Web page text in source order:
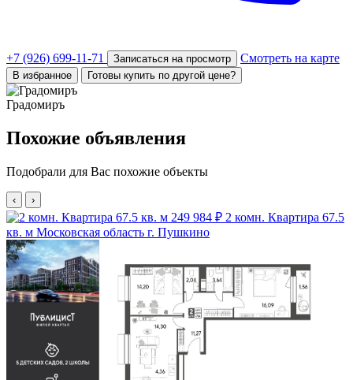
+7 (926) 699-11-71 Записаться на просмотр Смотреть на карте
В избранное Готовы купить по другой цене?
Градомиръ
Похожие объявления
Подобрали для Вас похожие объекты
‹ ›
249 984 ₽ 2 комн. Квартира 67.5
кв. м Московская область г. Пушкино